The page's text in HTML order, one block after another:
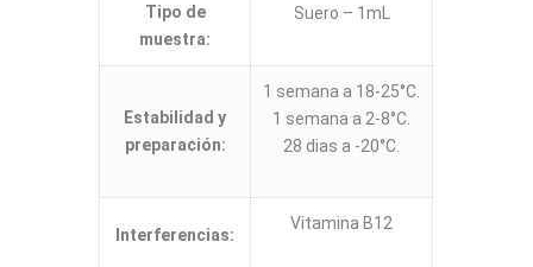
Tipo de
muestra:
Suero – 1mL
Estabilidad y
preparación:
1 semana a 18-25°C.
1 semana a 2-8°C.
28 dias a -20°C.
Interferencias:
Vitamina B12